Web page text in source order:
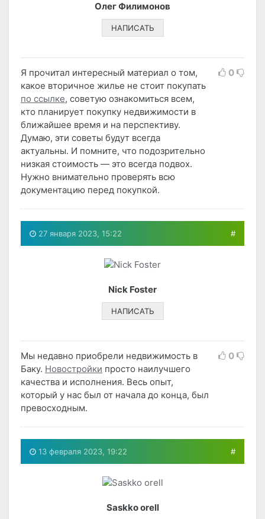
Олег Филимонов
НАПИСАТЬ
Я прочитал интересный материал о том,
какое вторичное жилье не стоит покупать
по ссылке, советую ознакомиться всем,
кто планирует покупку недвижимости в
ближайшее время и на перспективу.
Думаю, эти советы будут всегда
актуальны. И помните, что подозрительно
низкая стоимость — это всегда подвох.
Нужно внимательно проверять всю
документацию перед покупкой.
0
27 января 2023, 15:22 #
Nick Foster
НАПИСАТЬ
Мы недавно приобрели недвижимость в
Баку. Новостройки просто наилучшего
качества и исполнения. Весь опыт,
который у нас был от начала до конца, был
превосходным.
0
13 февраля 2023, 19:22 #
Saskko orell